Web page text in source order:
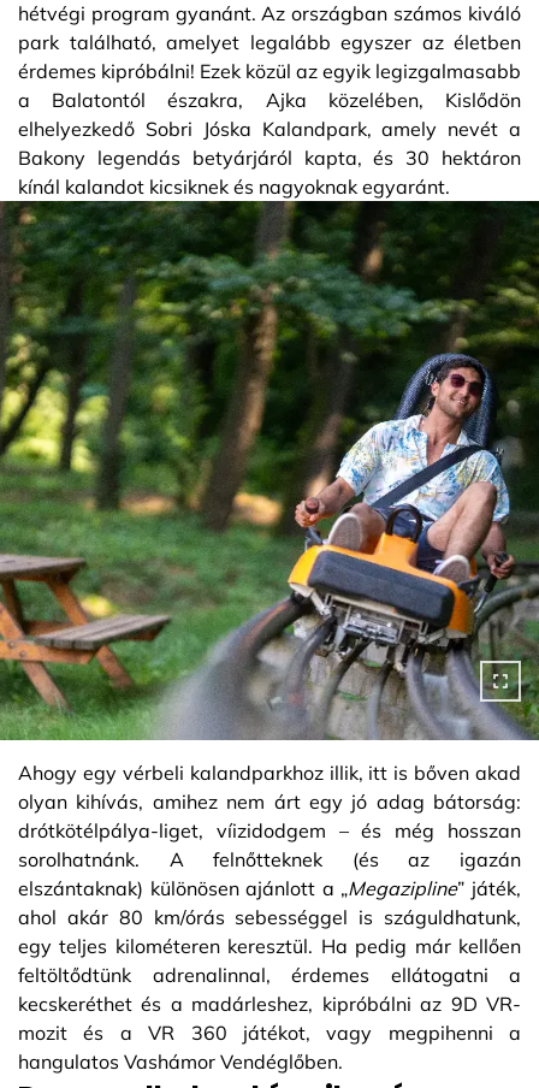
hétvégi program gyanánt. Az országban számos kiváló
park található, amelyet legalább egyszer az életben
érdemes kipróbálni! Ezek közül az egyik legizgalmasabb
a Balatontól északra, Ajka közelében, Kislődön
elhelyezkedő Sobri Jóska Kalandpark, amely nevét a
Bakony legendás betyárjáról kapta, és 30 hektáron
kínál kalandot kicsiknek és nagyoknak egyaránt.
Ahogy egy vérbeli kalandparkhoz illik, itt is bőven akad
olyan kihívás, amihez nem árt egy jó adag bátorság:
drótkötélpálya-liget, víizidodgem – és még hosszan
sorolhatnánk. A felnőtteknek (és az igazán
elszántaknak) különösen ajánlott a „Megazipline” játék,
ahol akár 80 km/órás sebességgel is száguldhatunk,
egy teljes kilométeren keresztül. Ha pedig már kellően
feltöltődtünk adrenalinnal, érdemes ellátogatni a
kecskeréthet és a madárleshez, kipróbálni az 9D VR-
mozit és a VR 360 játékot, vagy megpihenni a
hangulatos Vashámor Vendéglőben.